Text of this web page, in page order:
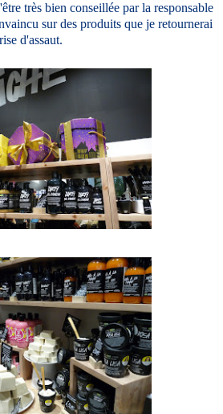
très bien conseillée par la responsable
sur des produits que je retournerai
d'assaut.